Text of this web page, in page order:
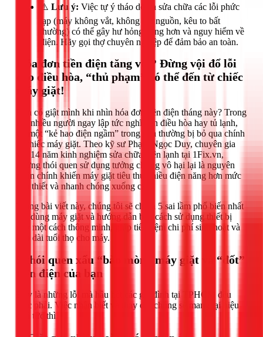
⚠️ Lưu ý: Việc tự ý tháo dỡ và sửa chữa các lỗi phức
tạp (máy không vắt, không lên nguồn, kêu to bất
thường) có thể gây hư hỏng nặng hơn và nguy hiểm về
điện. Hãy gọi thợ chuyên nghiệp để đảm bảo an toàn.
Hóa đơn tiền điện tăng vọt? Đừng vội đổ lỗi
cho điều hòa, “thủ phạm” có thể đến từ chiếc
máy giặt!
Bạn có giật mình khi nhìn hóa đơn tiền điện tháng này? Trong
khi nhiều người ngay lập tức nghĩ đến điều hòa hay tủ lạnh,
thì một “kẻ hao điện ngầm” trong nhà thường bị bỏ qua chính
là chiếc máy giặt. Theo kỹ sư Phạm Ngọc Duy, chuyên gia
với 14 năm kinh nghiệm sửa chữa điện lạnh tại 1Fix.vn,
những thói quen sử dụng tưởng chừng vô hại lại là nguyên
nhân chính khiến máy giặt tiêu thụ nhiều điện năng hơn mức
cần thiết và nhanh chóng xuống cấp.
Trong bài viết này, chúng tôi sẽ chỉ ra 5 sai lầm phổ biến nhất
khi dùng máy giặt và hướng dẫn bạn cách sử dụng thiết bị
này một cách thông minh, giúp tiết kiệm chi phí sinh hoạt và
kéo dài tuổi thọ cho máy.
5 thói quen xấu “bào mòn” máy giặt và “đốt”
tiền điện của bạn
Đây là những lỗi mà hầu hết các gia đình tại TPHCM đều
mắc phải. Việc nhận biết và thay đổi chúng sẽ mang lại hiệu
quả tức thì.